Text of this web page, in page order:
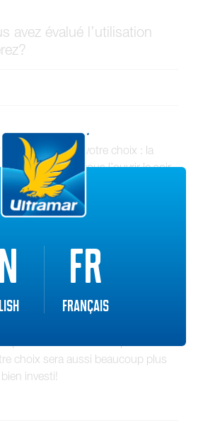
avez évalué l’utilisation
qui déterminera votre choix : la
Croyez-vous l’ouvrir le soir
ce cas, on pensera peut-être à
h de son climatiseur de 30 %, selon
une nette différence avec la
est relatif. Lors de certaines
il faudra beaucoup d’énergie
votre maison.
choix sera aussi beaucoup plus
investi!
FR
Français